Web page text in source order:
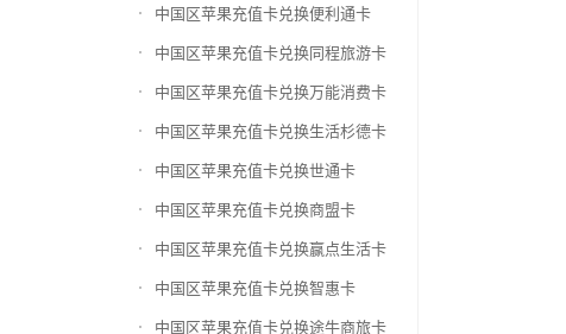
中国区苹果充值卡兑换便利通卡
中国区苹果充值卡兑换同程旅游卡
中国区苹果充值卡兑换万能消费卡
中国区苹果充值卡兑换生活杉德卡
中国区苹果充值卡兑换世通卡
中国区苹果充值卡兑换商盟卡
中国区苹果充值卡兑换赢点生活卡
中国区苹果充值卡兑换智惠卡
中国区苹果充值卡兑换途牛商旅卡